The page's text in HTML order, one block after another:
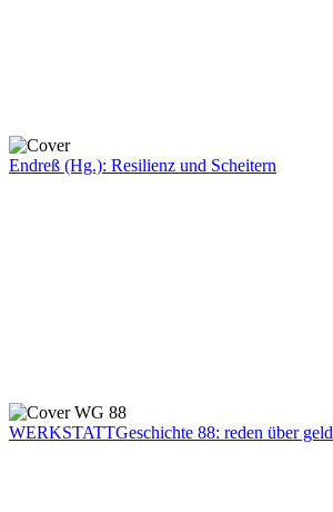
Endreß (Hg.): Resilienz und Scheitern
WERKSTATTGeschichte 88: reden über geld